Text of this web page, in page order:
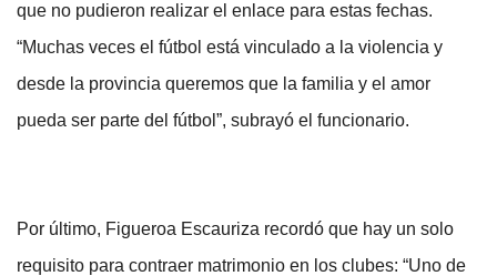
que no pudieron realizar el enlace para estas fechas.
“Muchas veces el fútbol está vinculado a la violencia y
desde la provincia queremos que la familia y el amor
pueda ser parte del fútbol”, subrayó el funcionario.
Por último, Figueroa Escauriza recordó que hay un solo
requisito para contraer matrimonio en los clubes: “Uno de